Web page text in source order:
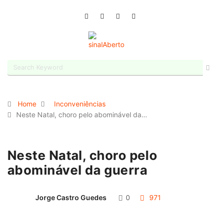
Home
Inconveniências
Neste Natal, choro pelo abominável da…
Neste Natal, choro pelo
abominável da guerra
Jorge Castro Guedes 0 971